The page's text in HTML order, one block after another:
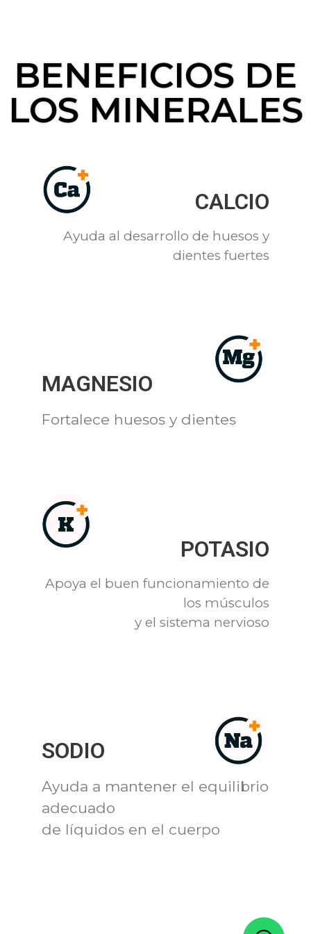
BENEFICIOS DE
LOS MINERALES
CALCIO
Ayuda al desarrollo de huesos y
dientes fuertes
MAGNESIO
Fortalece huesos y dientes
POTASIO
Apoya el buen funcionamiento de
los músculos
y el sistema nervioso
SODIO
Ayuda a mantener el equilibrio
adecuado
de líquidos en el cuerpo